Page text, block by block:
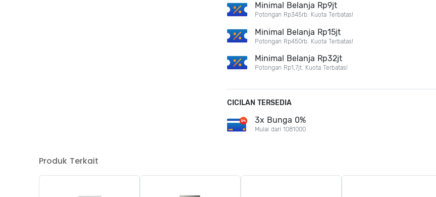
Minimal Belanja Rp9jt
Potongan Rp345rb. Kuota Terbatas!
Minimal Belanja Rp15jt
Potongan Rp450rb. Kuota Terbatas!
Minimal Belanja Rp32jt
Potongan Rp1,7jt. Kuota Terbatas!
CICILAN TERSEDIA
3x Bunga 0%
Mulai dari 1081000
Produk Terkait